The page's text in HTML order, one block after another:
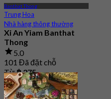
Banthat Thong
Trung Hoa
Nhà hàng thông thường
Xi An Yiam Banthat
Thong
5.0
101 Đã đặt chỗ
Từ฿ 275